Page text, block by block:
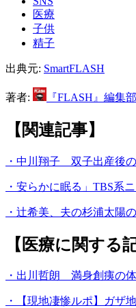
医療
子供
精子
出典元: SmartFLASH
著者: 『FLASH』編集部
【関連記事】
・中川翔子 双子出産後
・安らかに眠る」TBS系
・辻希美、夫の杉浦太陽
【医療に関する
・出川哲朗 満身創痍の
・【現地凄惨ルポ】ガザ